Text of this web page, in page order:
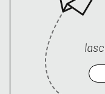
NETWORK
Lacplay.it